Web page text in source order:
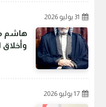
31 يوليو 2026
هاشم
وأخلاق
17 يوليو 2026